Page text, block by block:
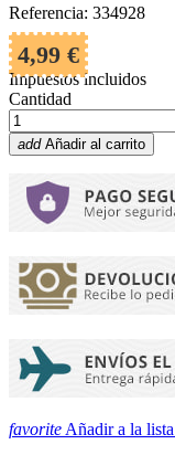
Referencia: 334928
4,99 €
Impuestos incluidos
Cantidad
add Añadir al carrito
favorite Añadir a la